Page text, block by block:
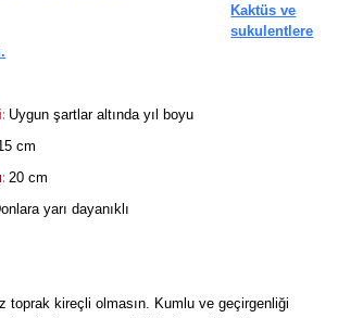
Kaktüs ve
sukulentlere
: Uygun şartlar altında yıl boyu
cm
: 20 cm
yarı dayanıklı
toprak kireçli olmasın. Kumlu ve geçirgenliği